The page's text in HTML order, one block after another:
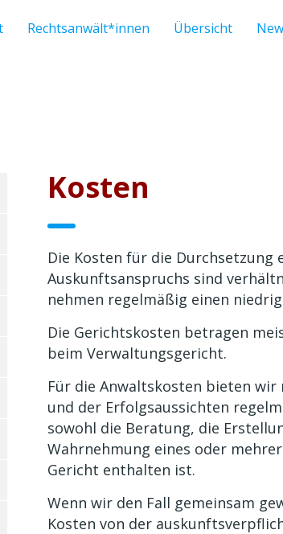
Rechtsanwält*innen Übersicht
Kosten
Die Kosten für die
Auskunftsanspruchs sind
nehmen regelmäßig einen
Die Gerichtskosten betragen
beim Verwaltungsgericht.
Für die Anwaltskosten bieten wir
und der Erfolgsaussichten
sowohl die Beratung, die
Wahrnehmung eines oder
Gericht enthalten ist.
Wenn wir den Fall gemeinsam
Kosten von der